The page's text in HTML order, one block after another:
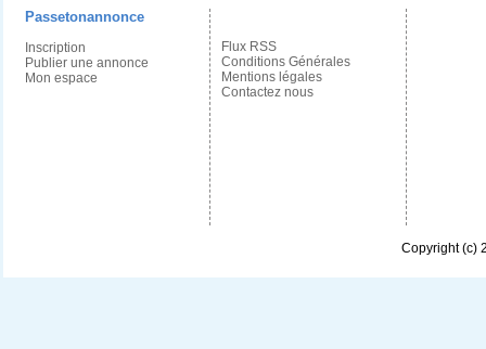
Passetonannonce
Inscription
Publier une annonce
Mon espace
Flux RSS
Conditions Générales
Mentions légales
Contactez nous
Copyright (c)